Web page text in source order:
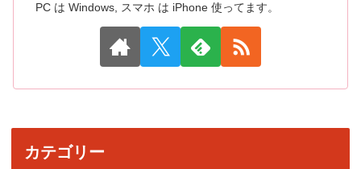
PC は Windows, スマホ は iPhone 使ってます。
カテゴリー